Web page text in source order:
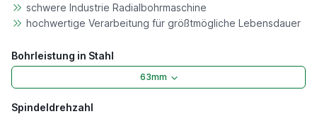
schwere Industrie Radialbohrmaschine
hochwertige Verarbeitung für größtmögliche Lebensdauer
Bohrleistung in Stahl
63mm
Spindeldrehzahl